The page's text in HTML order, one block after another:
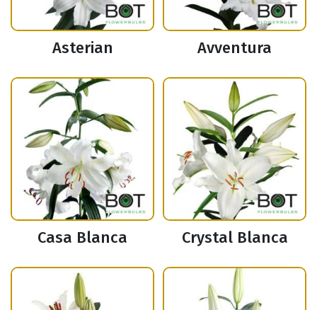
Asterian Avventura
Casa Blanca Crystal Blanca